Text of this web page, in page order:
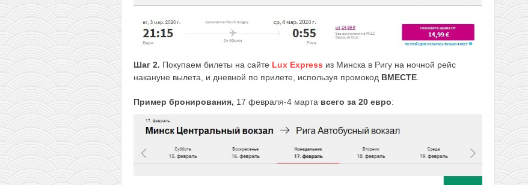
Шаг 2. Покупаем билеты на сайте Lux Express из Минска в Ригу на ночной рейс
накануне вылета, и дневной по прилете, используя промокод ВМЕСТЕ
Пример бронирования, 17 февраля-4 марта всего за 20 евро: